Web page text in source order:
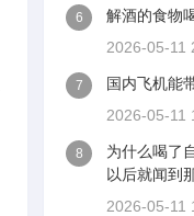
6
解酒的食物
2026-05-11
7
国内飞机能
2026-05-11
8
为什么喝了
以后就闻到
2026-05-11